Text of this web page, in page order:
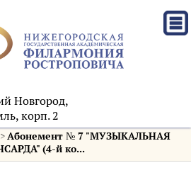
Новгород,
корп. 2
Абонемент № 7 "МУЗЫКАЛЬНАЯ
(4-й ко...